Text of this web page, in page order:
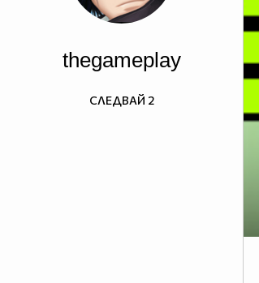
thegameplay
СЛЕДВАЙ 2